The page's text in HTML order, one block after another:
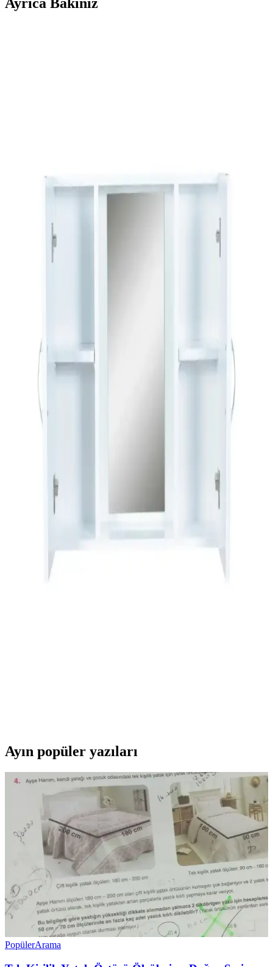
Dar banyolarda alan kullanımı, yapısal değişiklikler ve estetik
iyileştirmelerle kullanım konforu artırılabilir. Maliyet ve tesisat
durumu önemli etkenlerdir.
Banyo Küf Sorunları: Nedenleri, Sağlık Riskleri ve
Etkili Çözüm Yöntemleri
Banyo küfü, yetersiz havalandırma ve su sızıntıları nedeniyle oluşur.
Hamileler ve bebekler için sağlık riskleri taşır. Doğru fan kullanımı
Ev yenileme projelerinde dayanıklı banyo musluğu seçimi için
sağlam pirinç gövde, seramik disk kartuş, kaliteli kaplama ve
güvenilir markalar ön plandadır. Su kalitesi ve bakım da kullanım
ömrünü etkiler.
Riva Havluları: Estetik ve Konfor Sunan Banyo ve
Dekorasyon Ürünleri
Zara Home Banyo Paspasları: Fonksiyonellik ve
Estetiği Bir Arada Sunan Çeşitler
Zara Home’un banyo paspasları, çeşitli malzeme ve tasarımlarla
modellerle banyolarınızı güvenli ve şık hale getirin.
İnce Uzun Raflı Dolaplar: Modern Tasarım ve
Fonksiyonellik Bir Arada
Ayın popüler yazıları
PopülerArama